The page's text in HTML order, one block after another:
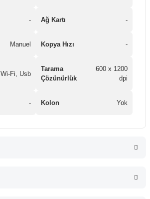
- Ağ Kartı -
Manuel Kopya Hızı -
Wi-Fi, Usb
Tarama
Çözünürlük
600 x 1200
dpi
- Kolon Yok